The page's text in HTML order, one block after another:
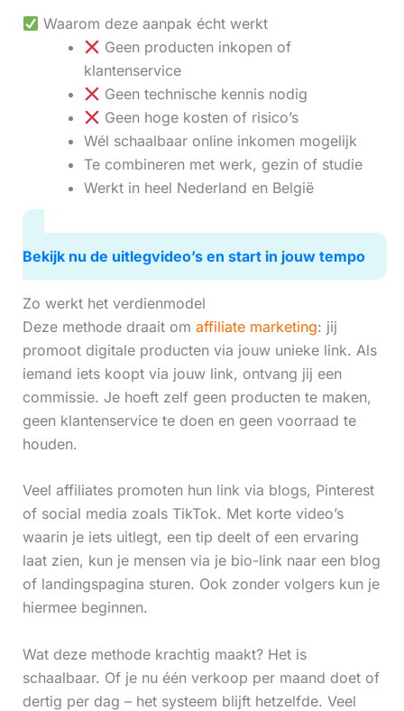
Waarom deze aanpak écht werkt
Geen producten inkopen of
klantenservice
Geen technische kennis nodig
Geen hoge kosten of risico’s
Wél schaalbaar online inkomen mogelijk
Te combineren met werk, gezin of studie
Werkt in heel Nederland en België
Bekijk nu de uitlegvideo’s en start in jouw tempo
Zo werkt het verdienmodel
Deze methode draait om affiliate marketing: jij
promoot digitale producten via jouw unieke link. Als
iemand iets koopt via jouw link, ontvang jij een
commissie. Je hoeft zelf geen producten te maken,
geen klantenservice te doen en geen voorraad te
houden.
Veel affiliates promoten hun link via blogs, Pinterest
of social media zoals TikTok. Met korte video’s
waarin je iets uitlegt, een tip deelt of een ervaring
laat zien, kun je mensen via je bio-link naar een blog
of landingspagina sturen. Ook zonder volgers kun je
hiermee beginnen.
Wat deze methode krachtig maakt? Het is
schaalbaar. Of je nu één verkoop per maand doet of
dertig per dag – het systeem blijft hetzelfde. Veel